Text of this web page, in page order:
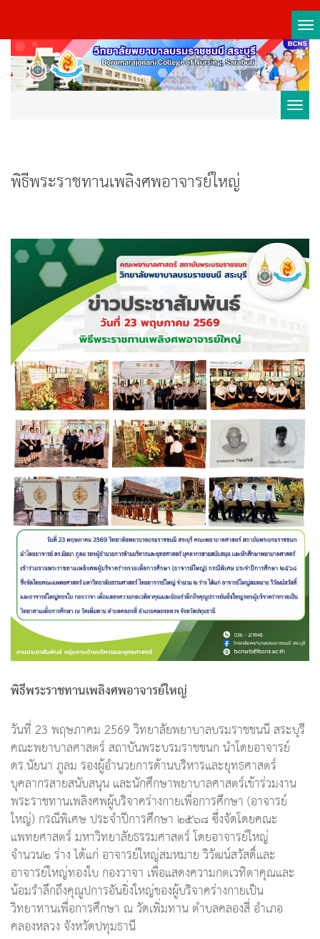
พิธีพระราชทานเพลิงศพอาจารย์ใหญ่
พิธีพระราชทานเพลิงศพอาจารย์ใหญ่
วันที่ 23 พฤษภาคม 2569 วิทยาลัยพยาบาลบรมราชชนนี สระบุรี
คณะพยาบาลศาสตร์ สถาบันพระบรมราชชนก นำโดยอาจารย์
ดร.นัยนา ภูลม รองผู้อำนวยการด้านบริหารและยุทธศาสตร์
บุคลากรสายสนับสนุน และนักศึกษาพยาบาลศาสตร์เข้าร่วมงาน
พระราชทานเพลิงศพผู้บริจาคร่างกายเพื่อการศึกษา (อาจารย์
ใหญ่) กรณีพิเศษ ประจำปีการศึกษา ๒๕๖๘ ซึ่งจัดโดยคณะ
แพทยศาสตร์ มหาวิทยาลัยธรรมศาสตร์ โดยอาจารย์ใหญ่
จำนวน๒ ร่าง ได้แก่ อาจารย์ใหญ่สมหมาย วิวัฒน์สวัสดิ์และ
อาจารย์ใหญ่ทองใบ กองวาจา เพื่อแสดงความกตเวทิตาคุณและ
น้อมรำลึกถึงคุณูปการอันยิ่งใหญ่ของผู้บริจาคร่างกายเป็น
วิทยาทานเพื่อการศึกษา ณ วัดเพิ่มทาน ตำบลคลองสี่ อำเภอ
คลองหลวง จังหวัดปทุมธานี